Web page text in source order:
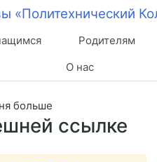
Родителям
О нас
ссылке
больше